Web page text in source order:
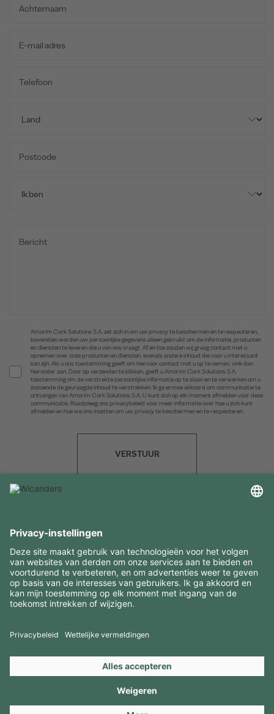
Amorim Cork Solutions S.A. zet zich in om uw privacy te beschermen en te respecteren,
bovendien worden uw persoonlijke gegevens alleen gebruikt om de informatie, producten
en diensten te leveren die u van ons vraagt. Af en toe zouden wij graag contact met u
opnemen over onze producten en diensten, evenals andere inhoud die voor u interessant
kan zijn. Als u ons toestemming geeft om hiervoor contact met u op te nemen, vink dan
hieronder aan. Door op verzenden te klikken, geeft u Amorim Cork Solutions S.A.
toestemming om de verstrekte persoonlijke informatie op te slaan en te verwerken om u
zodoende de gevraagde inhoud te verstrekken. Ik ga ermee akkoord om communicatie te
ontvangen van Amorim Cork Solutions S.A. U kunt zich op elk moment afmelden voor deze
communicatie. Raadpleeg ons privacybeleid voor meer informatie over hoe u zich kunt
afmelden en hoe we ons inzetten om uw privacy te beschermen en te respecteren.
VERSTUUR
INTERESSANTE INFORMATIE
MIDDELEN
CONTACTEN